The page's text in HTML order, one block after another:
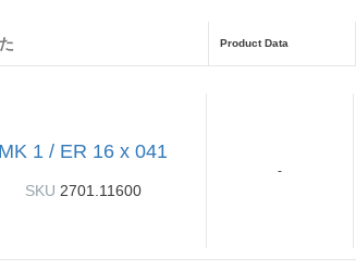
Product Data
1 / ER 16 x 041
SKU 2701.11600
-